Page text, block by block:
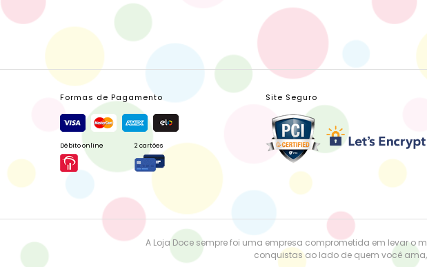
Formas de Pagamento
Débito online 2 cartões
Site Seguro
A Loja Doce sempre foi uma empresa comprometida em levar o
conquistas ao lado de quem você ama,